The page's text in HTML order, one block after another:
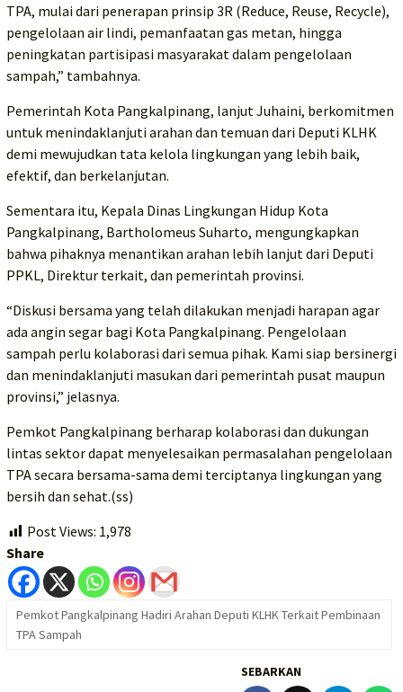
TPA, mulai dari penerapan prinsip 3R (Reduce, Reuse, Recycle),
pengelolaan air lindi, pemanfaatan gas metan, hingga
peningkatan partisipasi masyarakat dalam pengelolaan
sampah,” tambahnya.
Pemerintah Kota Pangkalpinang, lanjut Juhaini, berkomitmen
untuk menindaklanjuti arahan dan temuan dari Deputi KLHK
demi mewujudkan tata kelola lingkungan yang lebih baik,
efektif, dan berkelanjutan.
Sementara itu, Kepala Dinas Lingkungan Hidup Kota
Pangkalpinang, Bartholomeus Suharto, mengungkapkan
bahwa pihaknya menantikan arahan lebih lanjut dari Deputi
PPKL, Direktur terkait, dan pemerintah provinsi.
“Diskusi bersama yang telah dilakukan menjadi harapan agar
ada angin segar bagi Kota Pangkalpinang. Pengelolaan
sampah perlu kolaborasi dari semua pihak. Kami siap bersinergi
dan menindaklanjuti masukan dari pemerintah pusat maupun
provinsi,” jelasnya.
Pemkot Pangkalpinang berharap kolaborasi dan dukungan
lintas sektor dapat menyelesaikan permasalahan pengelolaan
TPA secara bersama-sama demi terciptanya lingkungan yang
bersih dan sehat.(ss)
Post Views: 1,978
Share
Pemkot Pangkalpinang Hadiri Arahan Deputi KLHK Terkait Pembinaan
TPA Sampah
SEBARKAN